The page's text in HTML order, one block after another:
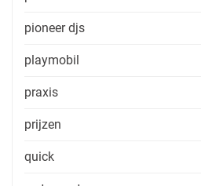
pioneer djs
playmobil
praxis
prijzen
quick